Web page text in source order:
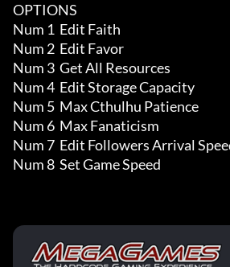
OPTIONS
Num 1  Edit Faith
Num 2  Edit Favor
Num 3  Get All Resources
Num 4  Edit Storage Capacity
Num 5  Max Cthulhu Patience
Num 6  Max Fanaticism
Num 7  Edit Followers Arrival
Num 8  Set Game Speed